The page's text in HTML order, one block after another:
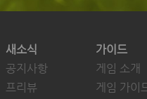
새소식
공지사항
프리뷰
가이드
게임 소개
게임 가이